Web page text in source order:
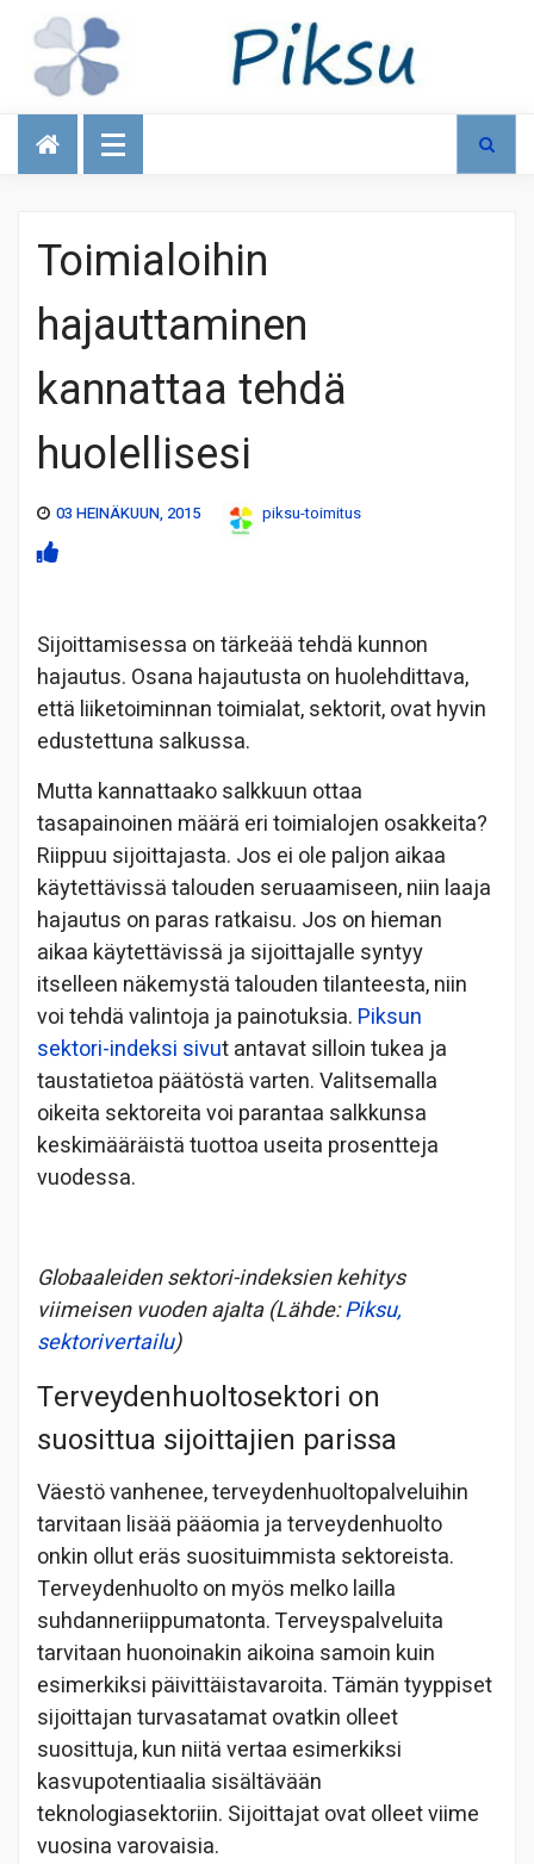
Talous
Toimialoihin
hajauttaminen
kannattaa tehdä
huolellisesi
03 HEINÄKUUN, 2015 piksu-toimitus
Sijoittamisessa on tärkeää tehdä kunnon
hajautus. Osana hajautusta on huolehdittava,
että liiketoiminnan toimialat, sektorit, ovat hyvin
edustettuna salkussa.
Mutta kannattaako salkkuun ottaa
tasapainoinen määrä eri toimialojen osakkeita?
Riippuu sijoittajasta. Jos ei ole paljon aikaa
käytettävissä talouden seruaamiseen, niin laaja
hajautus on paras ratkaisu. Jos on hieman
aikaa käytettävissä ja sijoittajalle syntyy
itselleen näkemystä talouden tilanteesta, niin
voi tehdä valintoja ja painotuksia. Piksun
sektori-indeksi sivut antavat silloin tukea ja
taustatietoa päätöstä varten. Valitsemalla
oikeita sektoreita voi parantaa salkkunsa
keskimääräistä tuottoa useita prosentteja
vuodessa.
Globaaleiden sektori-indeksien kehitys
viimeisen vuoden ajalta (Lähde:Piksu,
sektorivertailu)
Terveydenhuoltosektori on
suosittua sijoittajien parissa
Väestö vanhenee, terveydenhuoltopalveluihin
tarvitaan lisää pääomia ja terveydenhuolto
onkin ollut eräs suosituimmista sektoreista.
Terveydenhuolto on myös melko lailla
suhdanneriippumatonta. Terveyspalveluita
tarvitaan huonoinakin aikoina samoin kuin
esimerkiksi päivittäistavaroita. Tämän tyyppiset
sijoittajan turvasatamat ovatkin olleet
suosittuja, kun niitä vertaa esimerkiksi
kasvupotentiaalia sisältävään
teknologiasektoriin. Sijoittajat ovat olleet viime
vuosina varovaisia.